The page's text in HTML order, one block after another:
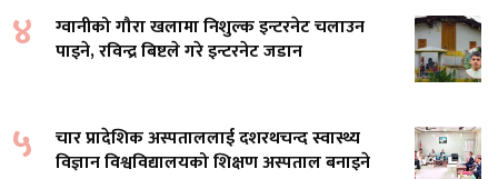
४
ग्वानीको गौरा खलामा निशुल्क इन्टरनेट चलाउन
पाइने, रविन्द्र बिष्टले गरे इन्टरनेट जडान
५
चार प्रादेशिक अस्पताललाई दशरथचन्द स्वास्थ्य
विज्ञान विश्वविद्यालयको शिक्षण अस्पताल बनाइने